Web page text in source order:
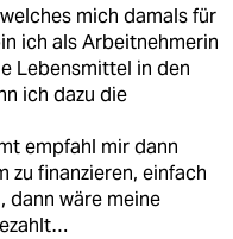
mich damals für
ich als Arbeitnehmerin
Lebensmittel in den
ich dazu die
empfahl mir dann
zu finanzieren, einfach
dann wäre meine